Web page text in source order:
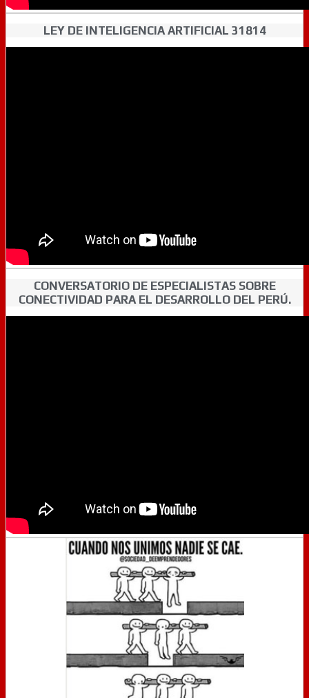
LEY DE INTELIGENCIA ARTIFICIAL 31814
CONVERSATORIO DE ESPECIALISTAS SOBRE
CONECTIVIDAD PARA EL DESARROLLO DEL PERÚ.